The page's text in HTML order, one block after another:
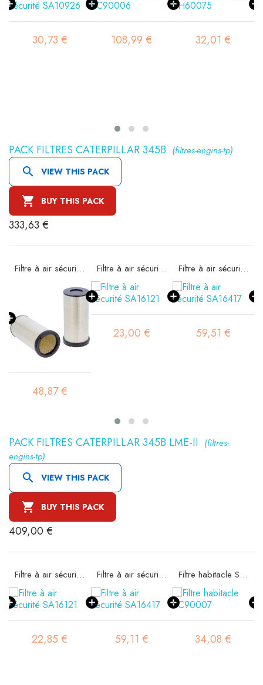
30,73 € 108,99 € 32,01 €
PACK FILTRES CATERPILLAR 345B (filtres-engins-tp)
 VIEW THIS PACK
 BUY THIS PACK
333,63 €
Filtre à air sécurité SA16095
48,87 €
Filtre à air sécurité SA16121
23,00 €
Filtre à air sécurité SA16417
59,51 €
PACK FILTRES CATERPILLAR 345B LME-II (filtres-
engins-tp)
 VIEW THIS PACK
 BUY THIS PACK
409,00 €
Filtre à air sécurité SA16121
22,85 €
Filtre à air sécurité SA16417
59,11 €
Filtre habitacle SC90007
34,08 €